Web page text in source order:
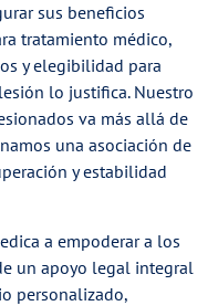
sus beneficios
tratamiento médico,
y elegibilidad para
lo justifica. Nuestro
va más allá de
una asociación de
y estabilidad
a empoderar a los
un apoyo legal integral
personalizado,